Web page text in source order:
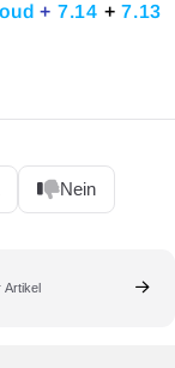
+ 7.14 + 7.13
Nein
Artikel